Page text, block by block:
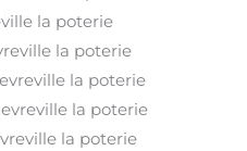
la poterie
la poterie
la poterie
la poterie
la poterie